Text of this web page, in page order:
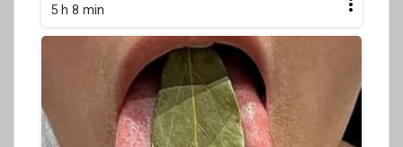
5 h 8 min